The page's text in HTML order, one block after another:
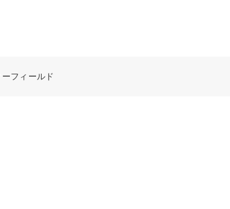
フィールド